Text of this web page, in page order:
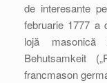
de interesante
februarie 1777 a
lojă
Behutsamkeit
francmason